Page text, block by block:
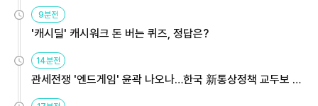
9분전
'캐시딜' 캐시워크 돈 버는 퀴즈, 정답은?
14분전
관세전쟁 '엔드게임' 윤곽 나오나…한국 新통상정책 교두보 활
용해야